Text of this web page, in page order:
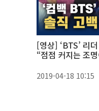
[영상] ‘BTS’ 리
“점점 커지는 조
2019-04-18 10:15